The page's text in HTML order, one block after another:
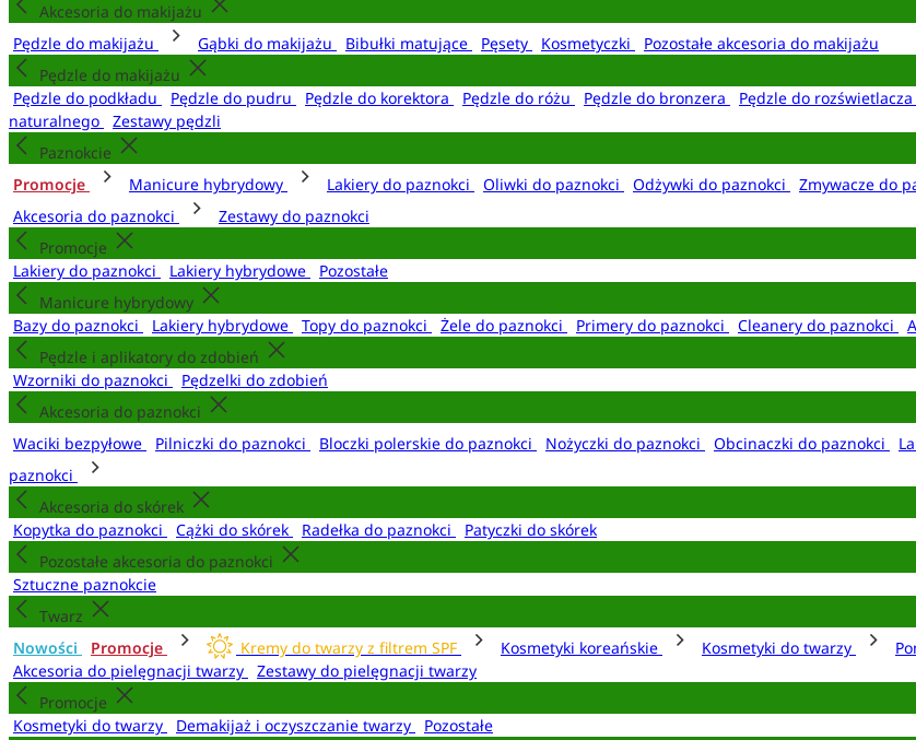
Akcesoria do makijażu
Pędzle do makijażu
Gąbki do makijażu Bibułki matujące Pęsety Kosmetyczki
Pozostałe akcesoria do makijażu
Pędzle do makijażu
Pędzle do podkładu
Pędzle do pudru Pędzle do korektora Pędzle do różu Pędzle do bronzera Pędzle do rozświetlacza
naturalnego
Zestawy pędzli
Paznokcie
Promocje
Manicure hybrydowy Lakiery do paznokci Oliwki do paznokci Odżywki do paznokci Zmywacze do
Akcesoria do paznokci
Zestawy do paznokci
Promocje
Lakiery do paznokci
Lakiery hybrydowe
Pozostałe
Manicure hybrydowy
Bazy do paznokci
Lakiery hybrydowe Topy do paznokci Żele do paznokci Primery do paznokci Cleanery do paznokci
Pędzle i aplikatory do zdobień
Wzorniki do paznokci
Pędzelki do zdobień
Akcesoria do paznokci
Waciki bezpyłowe
Pilniczki do paznokci Bloczki polerskie do paznokci Nożyczki do paznokci Obcinaczki do paznokci
paznokci
Akcesoria do skórek
Kopytka do paznokci
Cążki do skórek Radełka do paznokci
Patyczki do skórek
Pozostałe akcesoria do paznokci
Sztuczne paznokcie
Twarz
Nowości
Promocje Kremy do twarzy z filtrem SPF Kosmetyki koreańskie Kosmetyki do twarzy
Akcesoria do pielęgnacji twarzy
Zestawy do pielęgnacji twarzy
Promocje
Kosmetyki do twarzy
Demakijaż i oczyszczanie twarzy
Pozostałe